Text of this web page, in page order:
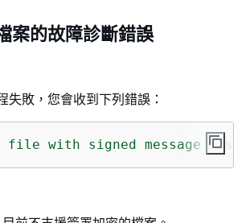
案的故障診斷錯誤
失敗，您會收到下列錯誤：
file with signed message